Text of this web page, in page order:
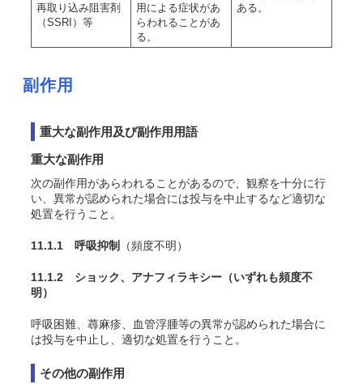
再取り込み阻害剤
（SSRI）等
用による症状があ
らわれることがあ
る。
ある。
副作用
重大な副作用及び副作用用語
重大な副作用
次の副作用があらわれることがあるので、観察を十分に行
い、異常が認められた場合には投与を中止するなど適切な
処置を行うこと。
11.1.1 呼吸抑制 （頻度不明）
11.1.2 ショック、アナフィラキシー （いずれも頻度不
明）
呼吸困難、蕁麻疹、血管浮腫等の異常が認められた場合に
は投与を中止し、適切な処置を行うこと。
その他の副作用